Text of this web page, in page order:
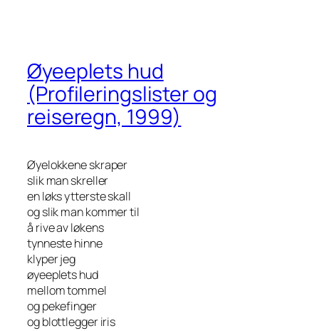
Øyeeplets hud
(Profileringslister og
reiseregn, 1999)
Øyelokkene skraper
slik man skreller
en løks ytterste skall
og slik man kommer til
å rive av løkens
tynneste hinne
klyper jeg
øyeeplets hud
mellom tommel
og pekefinger
og blottlegger iris